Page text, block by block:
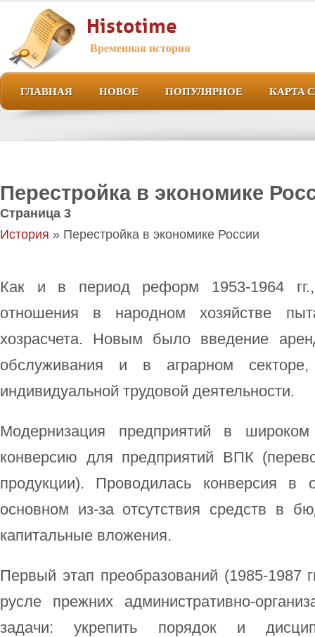
Histotime
Временная история
ГЛАВНАЯ НОВОЕ ПОПУЛЯРНОЕ КАРТА
Перестройка в экономике
Страница 3
История » Перестройка в экономике России
Как и в период реформ 1953-1964 гг.,
отношения в народном хозяйстве
хозрасчета. Новым было введение
обслуживания и в аграрном
индивидуальной трудовой деятельности.
Модернизация предприятий в
конверсию для предприятий ВПК
продукции). Проводилась конверсия в
основном из-за отсутствия средств в
капитальные вложения.
Первый этап преобразований (1985-1987
русле прежних административно-
задачи: укрепить порядок и